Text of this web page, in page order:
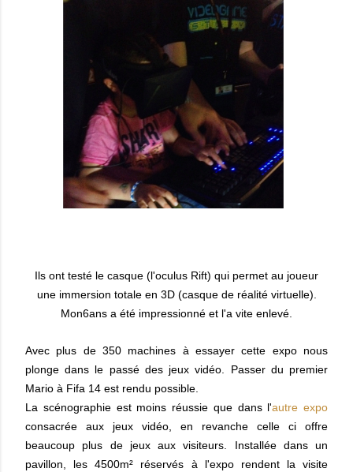
Ils ont testé le casque (l'oculus Rift) qui permet au joueur
une immersion totale en 3D (casque de réalité virtuelle).
Mon6ans a été impressionné et l'a vite enlevé.
Avec plus de 350 machines à essayer cette expo nous
plonge dans le passé des jeux vidéo. Passer du premier
Mario à Fifa 14 est rendu possible.
La scénographie est moins réussie que dans l'autre expo
consacrée aux jeux vidéo, en revanche celle ci offre
beaucoup plus de jeux aux visiteurs. Installée dans un
pavillon, les 4500m² réservés à l'expo rendent la visite